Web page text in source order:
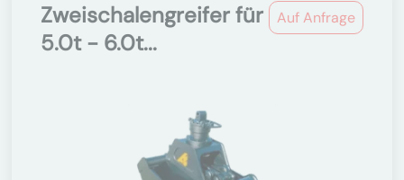
Auf Anfrage
Zweischalengreifer für
5.0t - 6.0t...